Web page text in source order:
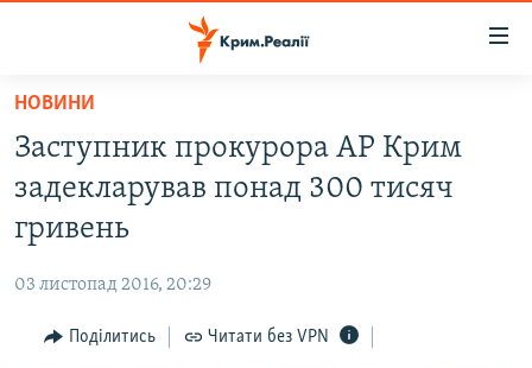
Перейти
основного
матеріалу
до
основної
Перейти
ВОДА.КРИМ
ВІДЕО ТА ФОТО
БЛОГИ
ПОГЛЯД
НОВИНИ
Заступник прокурора АР Крим
задекларував понад 300 тисяч
гривень
03 листопад 2016, 20:29
Поділитись Читати без VPN